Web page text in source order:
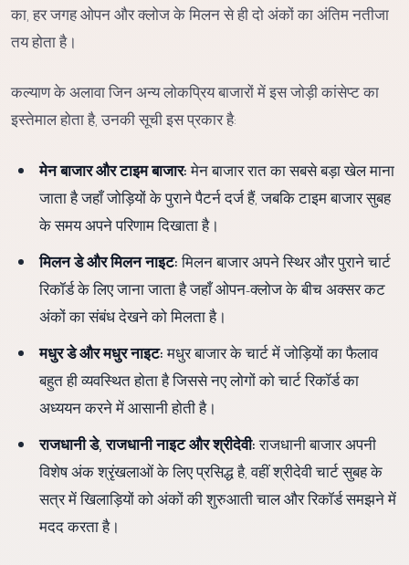
का, हर जगह ओपन और क्लोज के मिलन से ही दो अंकों का अंतिम नतीजा
तय होता है।
कल्याण के अलावा जिन अन्य लोकप्रिय बाजारों में इस जोड़ी कांसेप्ट का
इस्तेमाल होता है, उनकी सूची इस प्रकार है:
मेन बाजार और टाइम बाजार:मेन बाजार रात का सबसे बड़ा खेल माना
जाता है जहाँ जोड़ियों के पुराने पैटर्न दर्ज हैं, जबकि टाइम बाजार सुबह
के समय अपने परिणाम दिखाता है।
मिलन डे और मिलन नाइट:मिलन बाजार अपने स्थिर और पुराने चार्ट
रिकॉर्ड के लिए जाना जाता है जहाँ ओपन-क्लोज के बीच अक्सर कट
अंकों का संबंध देखने को मिलता है।
मधुर डे और मधुर नाइट:मधुर बाजार के चार्ट में जोड़ियों का फैलाव
बहुत ही व्यवस्थित होता है जिससे नए लोगों को चार्ट रिकॉर्ड का
अध्ययन करने में आसानी होती है।
राजधानी डे, राजधानी नाइट और श्रीदेवी:राजधानी बाजार अपनी
विशेष अंक श्रृंखलाओं के लिए प्रसिद्ध है, वहीं श्रीदेवी चार्ट सुबह के
सत्र में खिलाड़ियों को अंकों की शुरुआती चाल और रिकॉर्ड समझने में
मदद करता है।